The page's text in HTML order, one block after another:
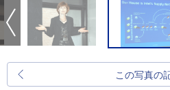
この写真の